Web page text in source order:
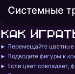
Системные
Как
► Перемещайте
► Подводите фигуры к
► Если цвет совпадает,